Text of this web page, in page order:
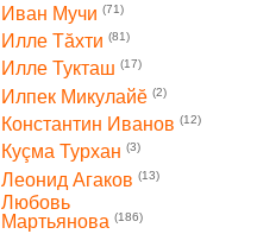
Иван Мучи (71)
Илле Тăхти (81)
Илле Тукташ (17)
Илпек Микулайĕ (2)
Константин Иванов (12)
Куçма Турхан (3)
Леонид Агаков (13)
Любовь
Мартьянова (186)